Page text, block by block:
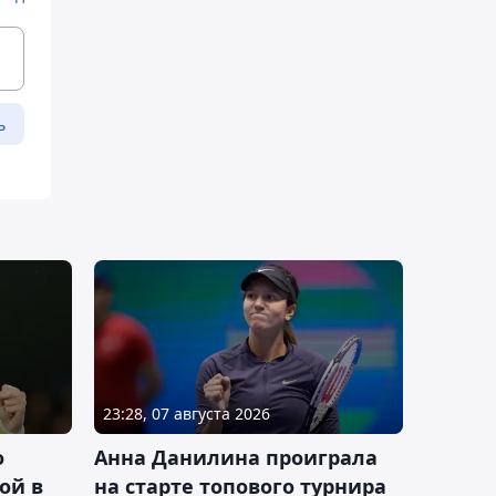
в
23:28, 07 августа 2026
Анна Данилина проиграла
на старте топового турнира